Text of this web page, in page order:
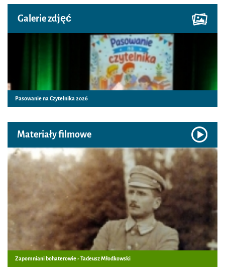
Galerie zdjęć
Pasowanie na Czytelnika 2026
Materiały filmowe
Zapomniani bohaterowie - Tadeusz Młodkowski